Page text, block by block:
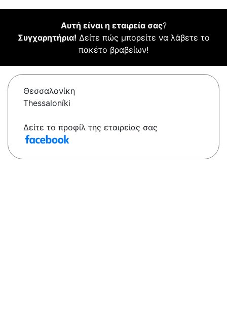
Αυτή είναι η εταιρεία σας?
Συγχαρητήρια! Δείτε πώς μπορείτε να λάβετε το
πακέτο βραβείων!
Θεσσαλονίκη
Thessaloníki
Δείτε το προφίλ της εταιρείας σας